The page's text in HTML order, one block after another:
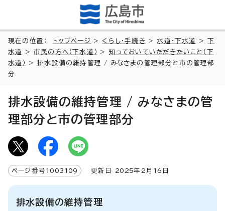
現在の位置： トップページ > くらし・手続き >水道・下水道 >下
水道
>市民の方へ（下水道） > 知っておいていただきたいこと（下
水道）
> 排水設備の維持管理 / みなさまの管理部分と市の管理部
分
排水設備の維持管理 / みなさまの管
理部分と市の管理部分
ページ番号 1003109 更新日 2025年2月 16 日
排水設備の維持管理